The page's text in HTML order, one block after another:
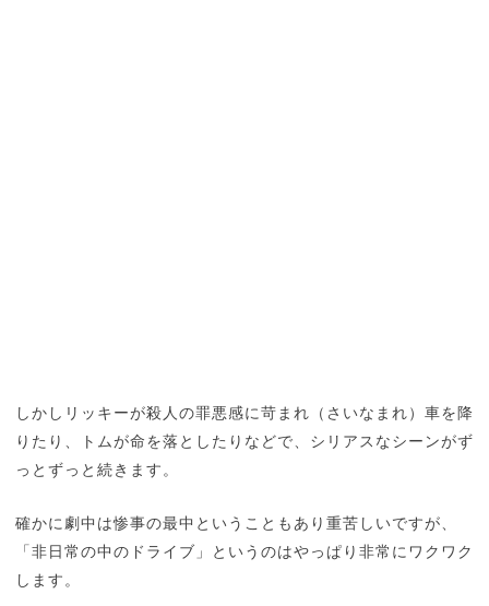
しかしリッキーが殺人の罪悪感に苛まれ（さいなまれ）車を降
りたり、トムが命を落としたりなどで、シリアスなシーンがず
っとずっと続きます。
確かに劇中は惨事の最中ということもあり重苦しいですが、
「非日常の中のドライブ」というのはやっぱり非常にワクワク
します。